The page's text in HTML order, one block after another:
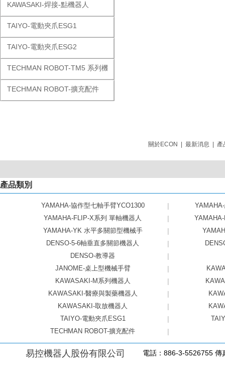
KAWASAKI-焊接-點機器人
TAIYO-電動夾爪ESG1
TAIYO-電動夾爪ESG2
TECHMAN ROBOT-TM5 系列機器人
TECHMAN ROBOT-擴充配件
關於ECON 最新消息 產
產品類別
YAMAHA-協作型七軸手臂YCO1300 |
YAMAHA-FLIP-X系列 單軸機器人
|
YAMAHA-YK 水平多關節型機械手
|
DENSO-5-6軸垂直多關節機器人
|
DENSO-教導器
|
JANOME-桌上型機械手臂
|
KAWASAKI-M系列機器人
|
KAWASAKI-醫療與製藥機器人
|
KAWASAKI-取放機器人
|
TAIYO-電動夾爪ESG1
|
TECHMAN ROBOT-擴充配件
|
易控機器人股份有限公司 電話：886-3-5526755